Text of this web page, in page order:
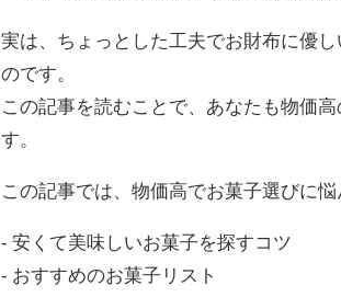
実は、ちょっとした工夫でお財布に優
のです。
この記事を読むことで、あなたも物価
す。
この記事では、物価高でお菓子選びに悩
- 安くて美味しいお菓子を探すコツ
- おすすめのお菓子リスト